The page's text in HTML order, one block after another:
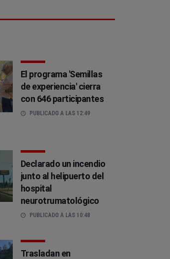
El programa 'Semillas
de experiencia' cierra
con 646 participantes
PUBLICADO A LAS 12:49
Declarado un incendio
junto al helipuerto del
hospital
neurotrumatológico
PUBLICADO A LAS 10:48
Trasladan en